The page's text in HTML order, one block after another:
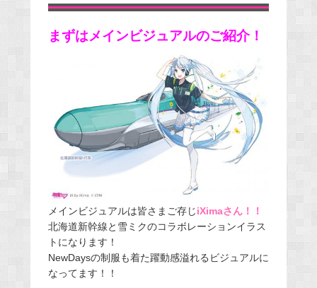
まずはメインビジュアルのご紹介！
メインビジュアルは皆さまご存じiXimaさん！！
北海道新幹線と雪ミクのコラボレーションイラス
トになります！
NewDaysの制服も着た躍動感溢れるビジュアルに
なってます！！